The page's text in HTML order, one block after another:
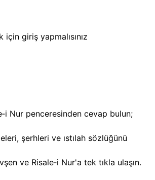
giriş yapmalısınız
Nur penceresinden cevap bulun;
şerhleri ve ıstılah sözlüğünü
ve Risale‑i Nur'a tek tıkla ulaşın.